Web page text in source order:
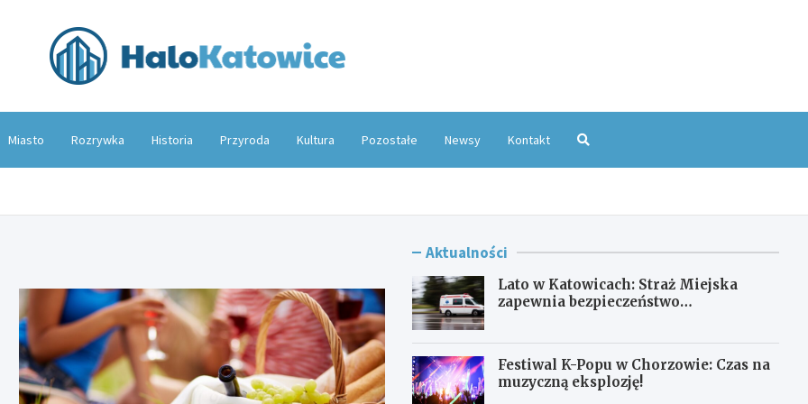
Miasto Rozrywka Historia Przyroda Kultura Pozostałe Newsy Kontakt
Aktualności
Lato w Katowicach: Straż Miejska
zapewnia bezpieczeństwo
Festiwal K-Popu w Chorzowie: Czas na
muzyczną eksplozję!